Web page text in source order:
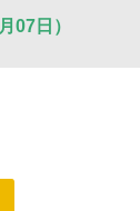
07日）